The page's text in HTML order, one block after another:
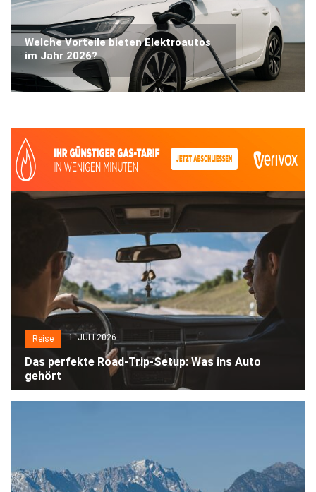
Welche Vorteile bieten Elektroautos
im Jahr 2026?
Reise 1. JULI 2026
Das perfekte Road-Trip-Setup: Was ins Auto
gehört